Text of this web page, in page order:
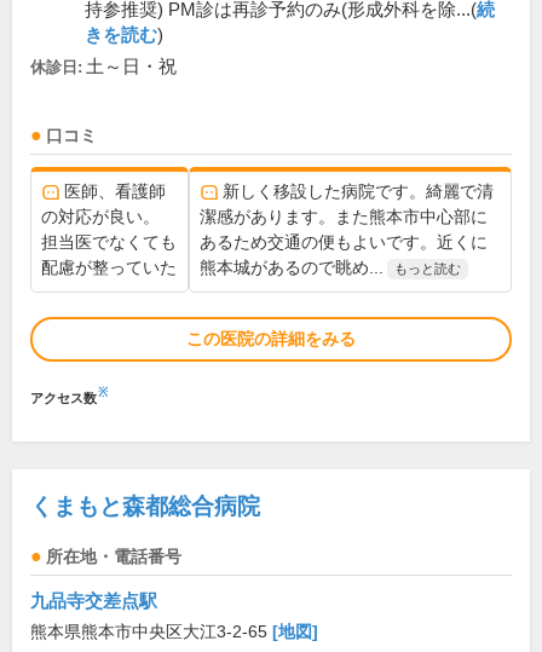
持参推奨) PM診は再診予約のみ(形成外科を除...(続
きを読む)
休診日: 土～日・祝
口コミ
医師、看護師
の対応が良い。
担当医でなくても
配慮が整っていた
新しく移設した病院です。綺麗で清
潔感があります。また熊本市中心部に
あるため交通の便もよいです。近くに
熊本城があるので眺め...
もっと読む
この医院の詳細をみる
アクセス数※
くまもと森都総合病院
所在地・電話番号
九品寺交差点駅
熊本県熊本市中央区大江3-2-65 [地図]